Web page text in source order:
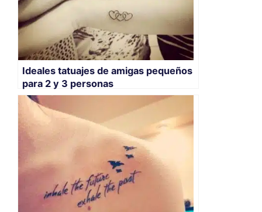
Ideales tatuajes de amigas pequeños
para 2 y 3 personas